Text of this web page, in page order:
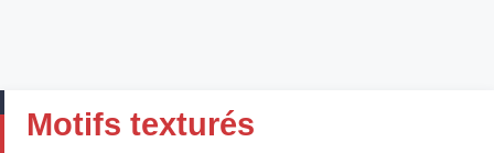
Motifs texturés